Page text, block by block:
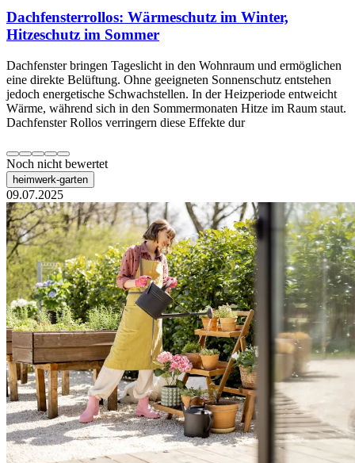
Dachfensterrollos: Wärmeschutz im Winter,
Hitzeschutz im Sommer
Dachfenster bringen Tageslicht in den Wohnraum und ermöglichen
eine direkte Belüftung. Ohne geeigneten Sonnenschutz entstehen
jedoch energetische Schwachstellen. In der Heizperiode entweicht
Wärme, während sich in den Sommermonaten Hitze im Raum staut.
Dachfenster Rollos verringern diese Effekte dur
Noch nicht bewertet
heimwerk-garten
09.07.2025